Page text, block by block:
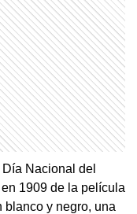
Nacional del
1909 de la película
blanco y negro, una